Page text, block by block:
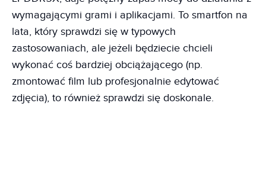
wymagającymi grami i aplikacjami. To smartfon na
lata, który sprawdzi się w typowych
zastosowaniach, ale jeżeli będziecie chcieli
wykonać coś bardziej obciążającego (np.
zmontować film lub profesjonalnie edytować
zdjęcia), to również sprawdzi się doskonale.